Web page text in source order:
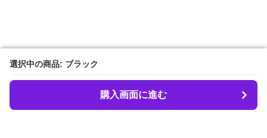
選択中の商品: ブラック
購入画面に進む
選択中の商品: ブラック
購入画面に進む